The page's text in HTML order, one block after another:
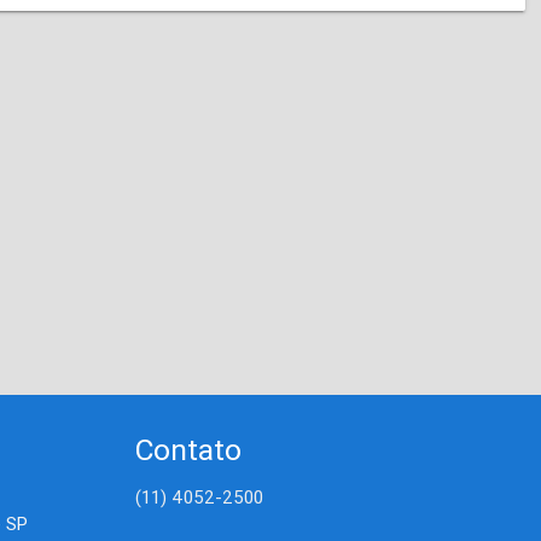
Contato
(11) 4052-2500